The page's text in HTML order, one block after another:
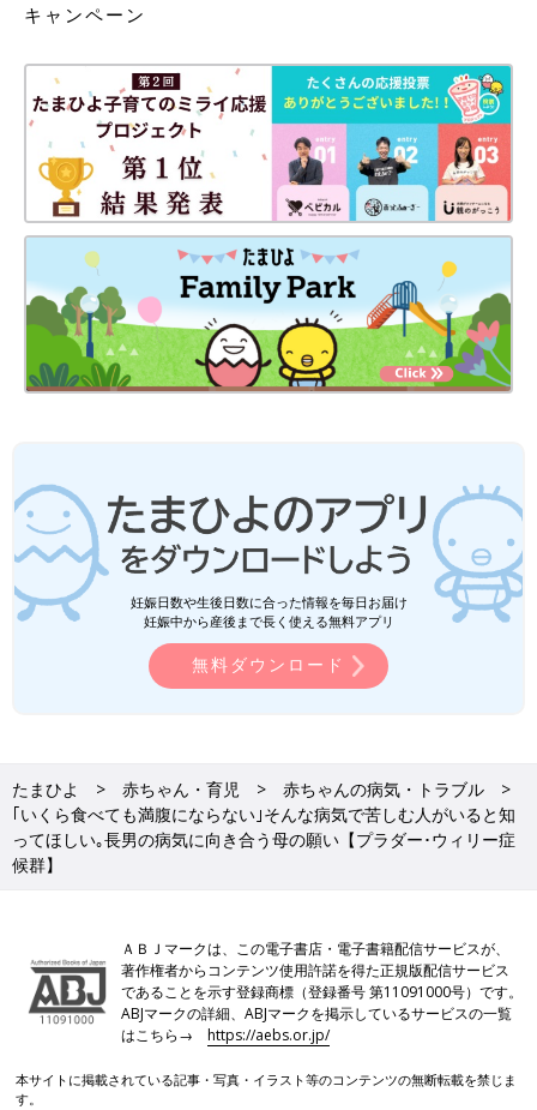
キャンペーン
妊娠日数や生後日数に合った情報を毎日お届け
妊娠中から産後まで長く使える無料アプリ
無料ダウンロード
たまひよ 赤ちゃん・育児
赤ちゃんの病気・トラブル
｢いくら食べても満腹にならない｣そんな病気で苦しむ人がいると知
ってほしい｡長男の病気に向き合う母の願い【プラダー･ウィリー症
候群】
ＡＢＪマークは、この電子書店・電子書籍配信サービスが、
著作権者からコンテンツ使用許諾を得た正規版配信サービス
であることを示す登録商標（登録番号 第11091000号）です。
ABJマークの詳細、ABJマークを掲示しているサービスの一覧
はこちら→https://aebs.or.jp/
本サイトに掲載されている記事・写真・イラスト等のコンテンツの無断転載を禁じま
す。